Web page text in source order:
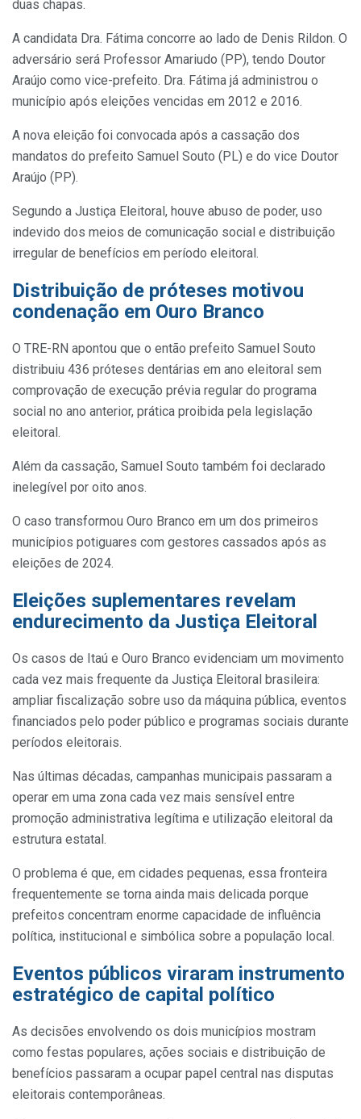
duas chapas.
A candidata Dra. Fátima concorre ao lado de Denis Rildon. O
adversário será Professor Amariudo (PP), tendo Doutor
Araújo como vice-prefeito. Dra. Fátima já administrou o
município após eleições vencidas em 2012 e 2016.
A nova eleição foi convocada após a cassação dos
mandatos do prefeito Samuel Souto (PL) e do vice Doutor
Araújo (PP).
Segundo a Justiça Eleitoral, houve abuso de poder, uso
indevido dos meios de comunicação social e distribuição
irregular de benefícios em período eleitoral.
Distribuição de próteses motivou
condenação em Ouro Branco
O TRE-RN apontou que o então prefeito Samuel Souto
distribuiu 436 próteses dentárias em ano eleitoral sem
comprovação de execução prévia regular do programa
social no ano anterior, prática proibida pela legislação
eleitoral.
Além da cassação, Samuel Souto também foi declarado
inelegível por oito anos.
O caso transformou Ouro Branco em um dos primeiros
municípios potiguares com gestores cassados após as
eleições de 2024.
Eleições suplementares revelam
endurecimento da Justiça Eleitoral
Os casos de Itaú e Ouro Branco evidenciam um movimento
cada vez mais frequente da Justiça Eleitoral brasileira:
ampliar fiscalização sobre uso da máquina pública, eventos
financiados pelo poder público e programas sociais durante
períodos eleitorais.
Nas últimas décadas, campanhas municipais passaram a
operar em uma zona cada vez mais sensível entre
promoção administrativa legítima e utilização eleitoral da
estrutura estatal.
O problema é que, em cidades pequenas, essa fronteira
frequentemente se torna ainda mais delicada porque
prefeitos concentram enorme capacidade de influência
política, institucional e simbólica sobre a população local.
Eventos públicos viraram instrumento
estratégico de capital político
As decisões envolvendo os dois municípios mostram
como festas populares, ações sociais e distribuição de
benefícios passaram a ocupar papel central nas disputas
eleitorais contemporâneas.